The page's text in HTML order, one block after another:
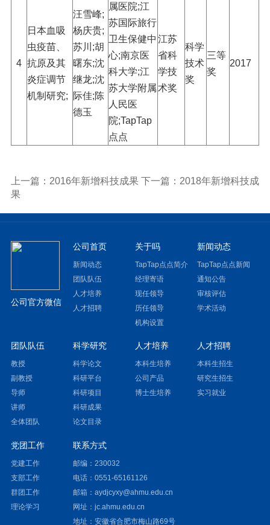
4
日本血吸
虫疫苗、
抗原及其
炎症调节
机制研究;
汪雪峰;
杨庆贵;
苏川;胡
曙东;沈
继龙;沈
际佳;陈
德玉
属医院;江
苏国际旅行
卫生保健中
心;南京医
科大学;江
苏大学附属
人民医
院;TapTap
点点
江苏
省科
学技
术奖
科学
技术
奖
三等
奖
2017
上一篇：2016年新增科技成果 下一篇：2018年新增科技成
果
公司官方微信
公司首页
新闻动态
团队队伍
人才培养
人才招聘
关于吗
TapTap点点简介
经理寄语
现任领导
历任领导
机构设置
新闻动态
TapTap点点新闻
通知公告
审核评估
学术活动
团队队伍
教授
副教授
导师
讲师
全体团队
科学研究
科学论文
科研平台
科研项目
科研成果
论文目录
人才培养
本科生培养
公司产品
博士生培养
人才招聘
本科生招生
研究生招生
实习就业
党团工作
党建工作
支部工作
群团工作
理论学习
联系方式
邮编：230032
电话：0551-65161126
邮箱：aydjcyxy@ahmu.edu.cn
网址： jc.ahmu.edu.cn
地址：安徽省合肥市梅山路69号